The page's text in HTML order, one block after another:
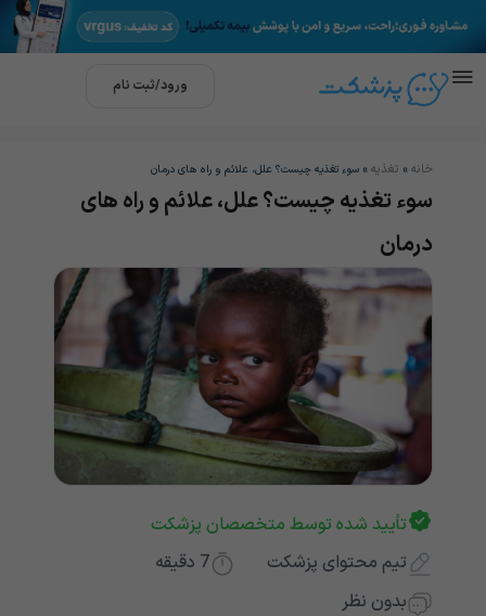
ورود/ثبت نام
خانه » تغذیه » سوء تغذیه چیست؟ علل، علائم و راه های درمان
سوء تغذیه چیست؟ علل، علائم و راه های
درمان
تأیید شده توسط متخصصان پزشکت
تیم محتوای پزشکت
7 دقیقه
بدون نظر